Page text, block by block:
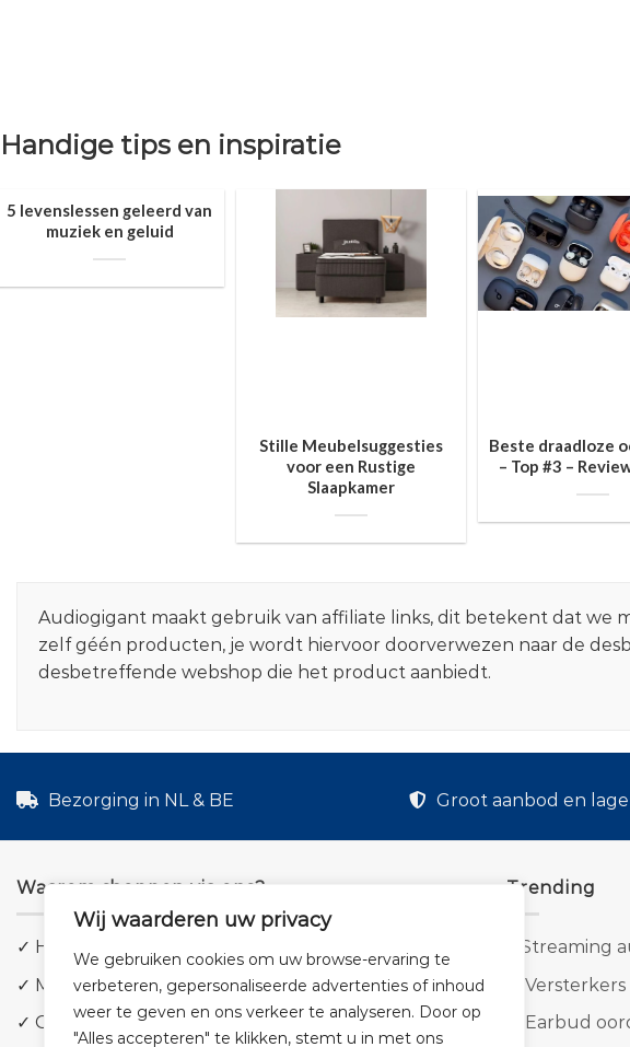
Wij waarderen uw privacy
We gebruiken cookies om uw browse-ervaring te
verbeteren, gepersonaliseerde advertenties of inhoud
weer te geven en ons verkeer te analyseren. Door op
"Alles accepteren" te klikken, stemt u in met ons
Handige tips en inspiratie
5 levenslessen geleerd van
muziek en geluid
Stille Meubelsuggesties
voor een Rustige
Slaapkamer
Beste draadloze
– Top #3 –
Audiogigant maakt gebruik van affiliate links, dit betekent dat we
zelf géén producten, je wordt hiervoor doorverwezen naar de
desbetreffende webshop die het product aanbiedt.
Bezorging in NL & BE Groot aanbod en
Waarom shoppen via ons?
✓ Hoge kwaliteit geluid
✓ Meer dan 5.000 producten
✓ Groot aanbod en lage prijzen
Trending
Streaming
Versterkers
Earbud